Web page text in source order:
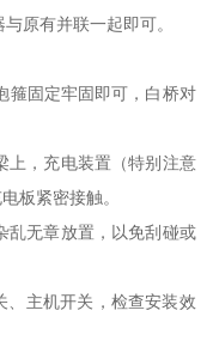
原有并联一起即可。
箍固定牢固即可，白桥对
上，充电装置（特别注意
板紧密接触。
乱无章放置，以免刮碰或
、主机开关，检查安装效